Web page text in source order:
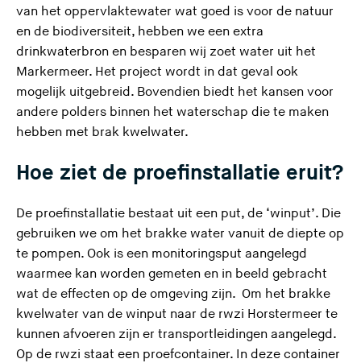
van het oppervlaktewater wat goed is voor de natuur
en de biodiversiteit, hebben we een extra
drinkwaterbron en besparen wij zoet water uit het
Markermeer. Het project wordt in dat geval ook
mogelijk uitgebreid. Bovendien biedt het kansen voor
andere polders binnen het waterschap die te maken
hebben met brak kwelwater.
Hoe ziet de proefinstallatie eruit?
De proefinstallatie bestaat uit een put, de ‘winput’. Die
gebruiken we om het brakke water vanuit de diepte op
te pompen. Ook is een monitoringsput aangelegd
waarmee kan worden gemeten en in beeld gebracht
wat de effecten op de omgeving zijn. Om het brakke
kwelwater van de winput naar de rwzi Horstermeer te
kunnen afvoeren zijn er transportleidingen aangelegd.
Op de rwzi staat een proefcontainer. In deze container